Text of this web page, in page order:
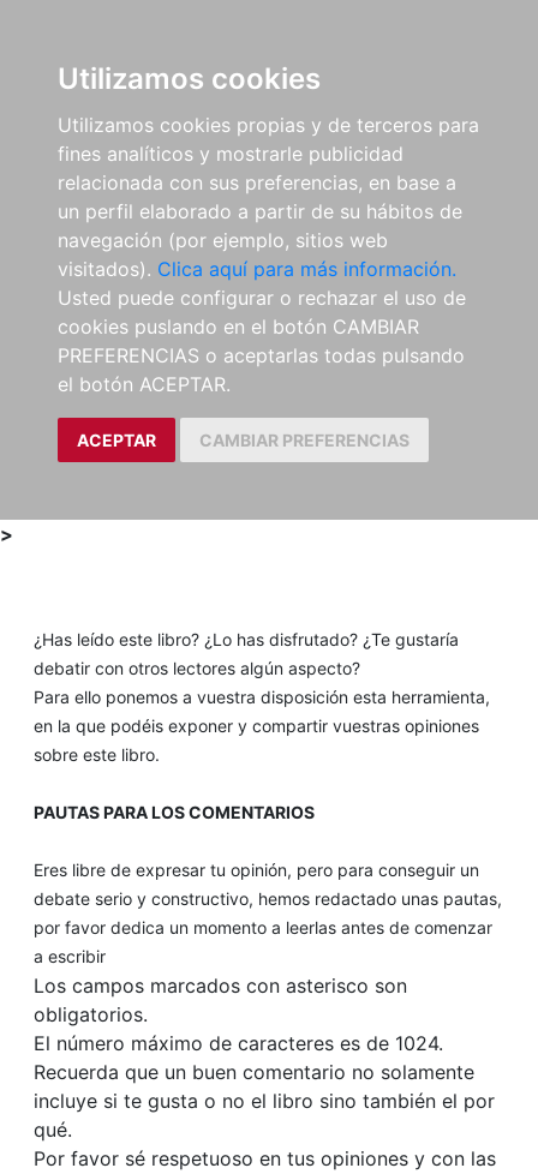
Utilizamos cookies
Utilizamos cookies propias y de terceros para
fines analíticos y mostrarle publicidad
relacionada con sus preferencias, en base a
un perfil elaborado a partir de su hábitos de
navegación (por ejemplo, sitios web
visitados). Clica aquí para más información.
Usted puede configurar o rechazar el uso de
cookies puslando en el botón CAMBIAR
PREFERENCIAS o aceptarlas todas pulsando
el botón ACEPTAR.
ACEPTAR CAMBIAR PREFERENCIAS
>
¿Has leído este libro? ¿Lo has disfrutado? ¿Te gustaría
debatir con otros lectores algún aspecto?
Para ello ponemos a vuestra disposición esta herramienta,
en la que podéis exponer y compartir vuestras opiniones
sobre este libro.
PAUTAS PARA LOS COMENTARIOS
Eres libre de expresar tu opinión, pero para conseguir un
debate serio y constructivo, hemos redactado unas pautas,
por favor dedica un momento a leerlas antes de comenzar
a escribir
Los campos marcados con asterisco son
obligatorios.
El número máximo de caracteres es de 1024.
Recuerda que un buen comentario no solamente
incluye si te gusta o no el libro sino también el por
qué.
Por favor sé respetuoso en tus opiniones y con las